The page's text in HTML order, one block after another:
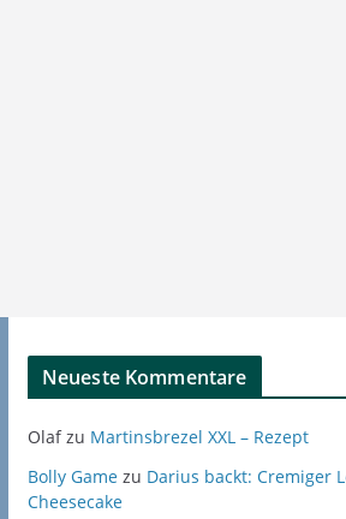
Neueste Kommentare
Olafzu Martinsbrezel XXL – Rezept
Bolly Gamezu Darius backt: Cremiger
Cheesecake